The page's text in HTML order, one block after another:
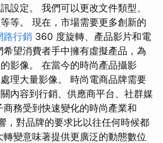
設定。 我們可以更改文件類型、
等。 現在，市場需要更多創新的
路行銷 360 度旋轉、產品影片和電
望消費者手中擁有虛擬產品，為
影像。 在當今的時尚產品攝影
理大量影像。 時尚電商品牌需要
內容到行銷、供應商平台、社群媒
務受到快速變化的時尚產業和
，對品牌的要求比以往任何時候都
變意味著提供更廣泛的動態數位